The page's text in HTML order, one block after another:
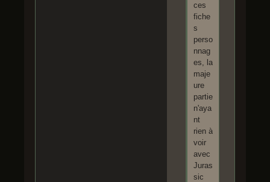
ces
fiche
s
perso
nnag
es, la
maje
ure
partie
n'aya
nt
rien à
voir
avec
Juras
sic